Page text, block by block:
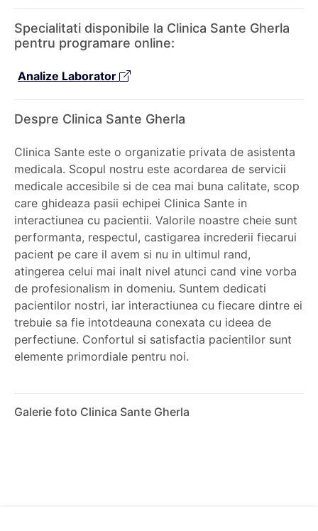
Specialitati disponibile la Clinica Sante Gherla
pentru programare online:
Analize Laborator
Despre Clinica Sante Gherla
Clinica Sante este o organizatie privata de asistenta
medicala. Scopul nostru este acordarea de servicii
medicale accesibile si de cea mai buna calitate, scop
care ghideaza pasii echipei Clinica Sante in
interactiunea cu pacientii. Valorile noastre cheie sunt
performanta, respectul, castigarea increderii fiecarui
pacient pe care il avem si nu in ultimul rand,
atingerea celui mai inalt nivel atunci cand vine vorba
de profesionalism in domeniu. Suntem dedicati
pacientilor nostri, iar interactiunea cu fiecare dintre ei
trebuie sa fie intotdeauna conexata cu ideea de
perfectiune. Confortul si satisfactia pacientilor sunt
elemente primordiale pentru noi.
Galerie foto Clinica Sante Gherla